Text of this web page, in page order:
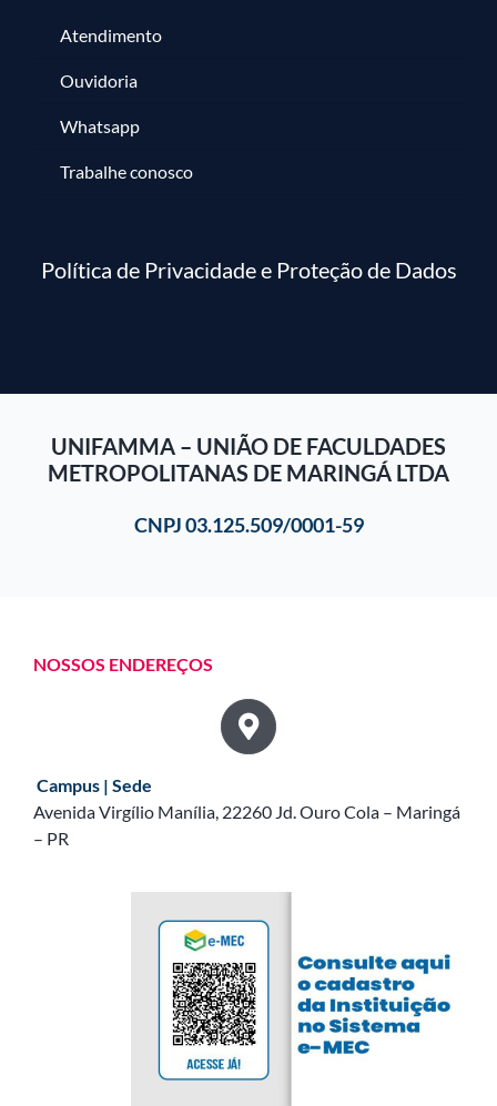
Atendimento
Ouvidoria
Whatsapp
Trabalhe conosco
Política de Privacidade e Proteção de Dados
UNIFAMMA – UNIÃO DE FACULDADES
METROPOLITANAS DE MARINGÁ LTDA
CNPJ 03.125.509/0001-59
NOSSOS ENDEREÇOS
Campus | Sede
Avenida Virgílio Manília, 22260 Jd. Ouro Cola – Maringá
– PR